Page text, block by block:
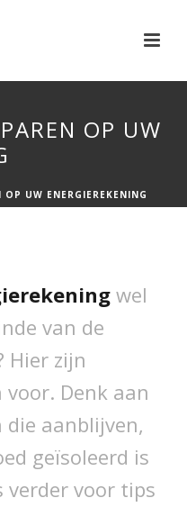
OP UW
UW ENERGIEREKENING
wel
van de
Hier zijn
Denk aan
aanblijven,
geïsoleerd is
verder voor tips